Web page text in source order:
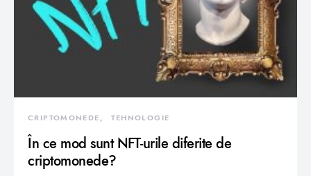
CRIPTOMONEDE TEHNOLOGIE
În ce mod sunt NFT-urile diferite de
criptomonede?